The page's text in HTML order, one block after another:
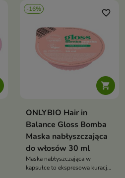
-16%

favorite_border
ONLYBIO Hair in
Balance Gloss Bomba
Maska nabłyszczająca
do włosów 30 ml
Maska nabłyszczająca w
kapsułce to ekspresowa kuracja